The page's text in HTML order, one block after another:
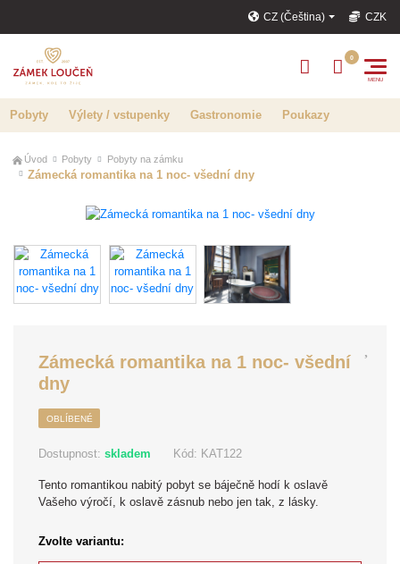
CZ (Čeština) CZK
Pobyty Výlety / vstupenky Gastronomie Poukazy
Úvod Pobyty Pobyty na zámku
Zámecká romantika na 1 noc- všední dny
Zámecká romantika na 1 noc- všední
dny
OBLÍBENÉ
Dostupnost:skladem Kód: KAT122
Tento romantikou nabitý pobyt se báječně hodí k oslavě
Vašeho výročí, k oslavě zásnub nebo jen tak, z lásky.
Zvolte variantu: